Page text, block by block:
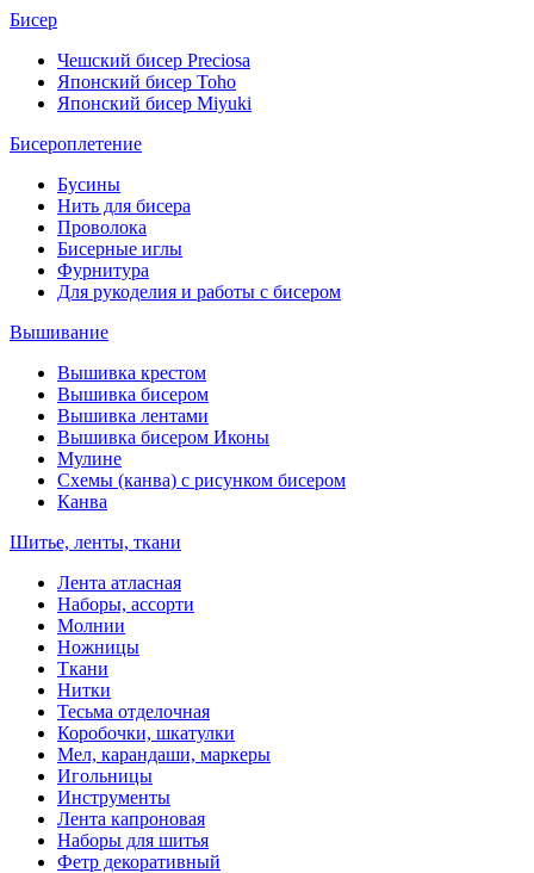
Бисер
Чешский бисер Preciosa
Японский бисер Toho
Японский бисер Miyuki
Бисероплетение
Бусины
Нить для бисера
Проволока
Бисерные иглы
Фурнитура
Для рукоделия и работы с бисером
Вышивание
Вышивка крестом
Вышивка бисером
Вышивка лентами
Вышивка бисером Иконы
Мулине
Схемы (канва) с рисунком бисером
Канва
Шитье, ленты, ткани
Лента атласная
Наборы, ассорти
Молнии
Ножницы
Ткани
Нитки
Тесьма отделочная
Коробочки, шкатулки
Мел, карандаши, маркеры
Игольницы
Инструменты
Лента капроновая
Наборы для шитья
Фетр декоративный